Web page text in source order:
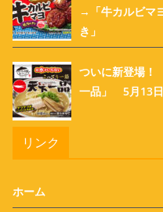
→「牛カルビマ
き」
ついに新登場
一品」 5月13
リンク
ホーム